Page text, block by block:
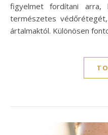
figyelmet fordítani
természetes
ártalmaktól. Különösen